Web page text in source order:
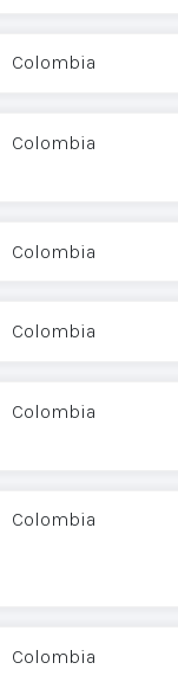
Colombia
Colombia
Colombia
Colombia
Colombia
Colombia
Colombia